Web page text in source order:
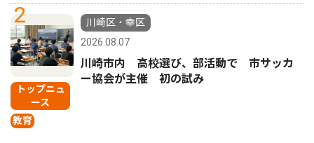
2
トップニュ
ース
教育
川崎区・幸区
2026.08.07
川崎市内 高校選び、部活動で 市サッカ
ー協会が主催 初の試み